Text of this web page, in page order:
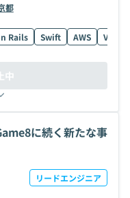
都
Rails Swift AWS Vue.js
中
に続く新たな事
リードエンジニア